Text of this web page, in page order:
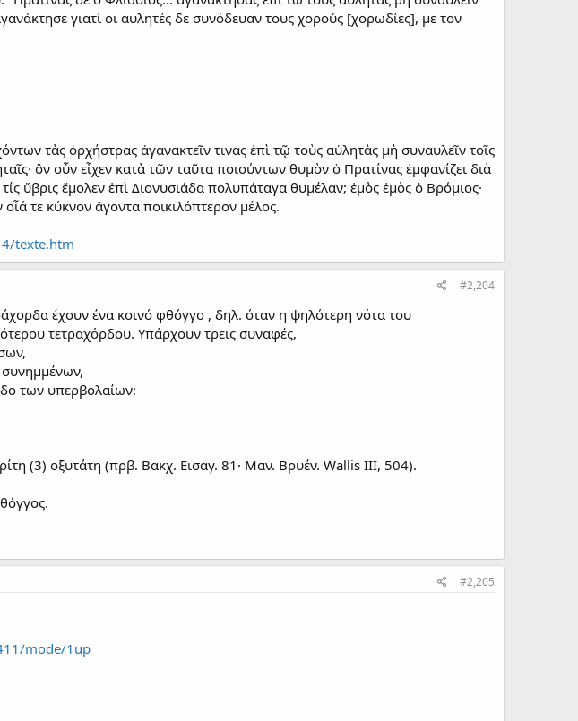
γιατί οι αυλητές δε συνόδευαν τους χορούς [χορωδίες], με τον
τὰς ὀρχήστρας ἀγανακτεῖν τινας ἐπὶ τῷ τοὺς αὐλητὰς μὴ συναυλεῖν τοῖς
ὃν οὖν εἶχεν κατὰ τῶν ταῦτα ποιούντων θυμὸν ὁ Πρατίνας ἐμφανίζει διὰ
ὕβρις ἔμολεν ἐπὶ Διονυσιάδα πολυπάταγα θυμέλαν; ἐμὸς ἐμὸς ὁ Βρόμιος·
τε κύκνον ἄγοντα ποικιλόπτερον μέλος.
texte.htm
#2,204
έχουν ένα κοινό φθόγγο , δηλ. όταν η ψηλότερη νότα του
τετραχόρδου. Υπάρχουν τρεις συναφές,
των υπερβολαίων:
(3) οξυτάτη (πρβ. Βακχ. Εισαγ. 81· Μαν. Βρυέν. Wallis III, 504).
#2,205
mode/1up